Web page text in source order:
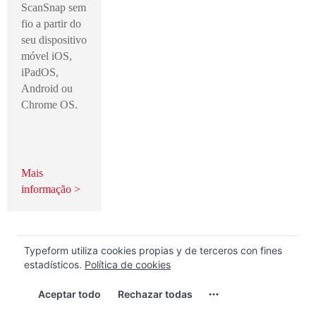
ScanSnap sem
fio a partir do
seu dispositivo
móvel iOS,
iPadOS,
Android ou
Chrome OS.
Mais
informação >